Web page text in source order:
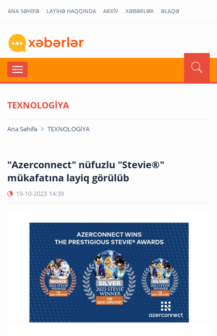
ANA SƏHİFƏ LAYİHƏ HAQQINDA ARXİV XƏBƏRLƏR ƏLAQƏ
TEXNOLOGİYA
Ana Səhifə TEXNOLOGİYA
"Azerconnect" nüfuzlu "Stevie®"
mükafatına layiq görülüb
19-10-2023 14:39